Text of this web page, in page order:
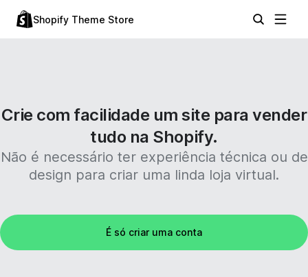
Shopify Theme Store
Crie com facilidade um site para vender
tudo na Shopify.
Não é necessário ter experiência técnica ou de
design para criar uma linda loja virtual.
É só criar uma conta